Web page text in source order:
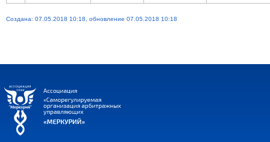
Создана: 07.05.2018 10:18, обновление 07.05.2018 10:18